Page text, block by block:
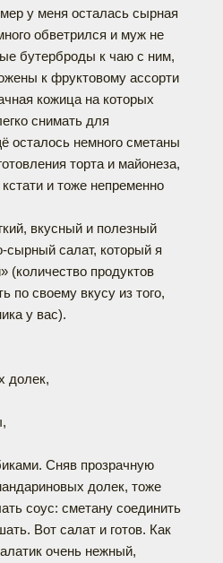
у меня осталась сырная
обветрился и муж не
бутерброды к чаю с ним,
к фруктовому ассорти
кожица на которых
снимать для
осталось немного сметаны
торта и майонеза,
и тоже непременно
вкусный и полезный
сырный салат, который я
(количество продуктов
по своему вкусу из того,
у вас).
долек,
Сняв прозрачную
долек, тоже
соус: сметану соединить
Вот салат и готов. Как
очень нежный,